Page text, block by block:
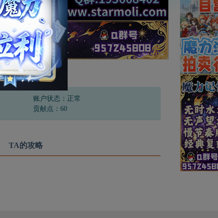
账户状态：正常
贡献点：60
TA的攻略